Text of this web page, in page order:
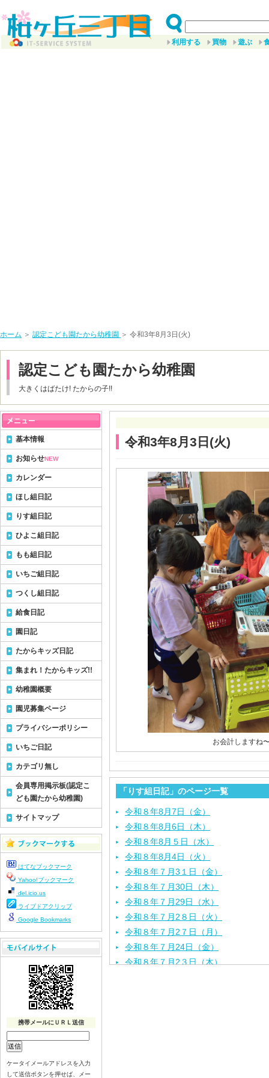
利用する 買物 遊ぶ
ホーム ＞ 認定こども園たから幼稚園 ＞ 令和3年8月3日(火)
認定こども園たから幼稚園
大きくはばたけ! たからの子!!
令和3年8月3日(火)
お会計しますね
「りす組日記」のページ一覧
令和８年8月7日（金）
令和８年8月6日（木）
令和８年8月５日（水）
令和８年8月4日（火）
令和８年７月3１日（金）
令和８年７月30日（木）
令和８年７月29日（水）
令和８年７月2８日（火）
令和８年７月2７日（月）
令和８年７月24日（金）
令和８年７月2３日（木）
基本情報
お知らせNEW
カレンダー
ほし組日記
りす組日記
ひよこ組日記
もも組日記
いちご組日記
つくし組日記
給食日記
園日記
たからキッズ日記
集まれ！たからキッズ!!
幼稚園概要
園児募集ページ
プライバシーポリシー
いちご日記
カテゴリ無し
会員専用掲示板(認定こ
ども園たから幼稚園)
サイトマップ
はてなブックマーク
Yahoo!ブックマーク
del.icio.us
ライブドアクリップ
Google Bookmarks
携帯メールにＵＲＬ送信
ケータイメールアドレスを入力
して送信ボタンを押せば、メー